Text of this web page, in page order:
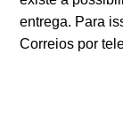
entrega. Para
Correios por